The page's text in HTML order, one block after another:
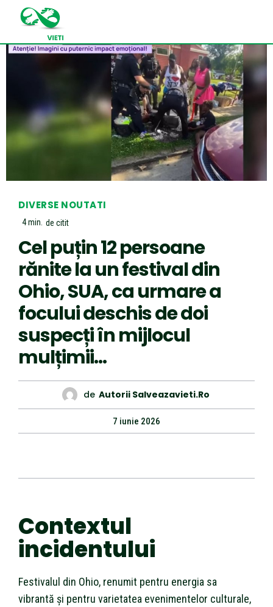
DIVERSE NOUTATI
4min. de citit
Cel puțin 12 persoane
rănite la un festival din
Ohio, SUA, ca urmare a
focului deschis de doi
suspecți în mijlocul
mulțimii…
de Autorii Salveazavieti.ro
7 iunie 2026
Contextul
incidentului
Festivalul din Ohio, renumit pentru energia sa
vibrantă și pentru varietatea evenimentelor culturale,